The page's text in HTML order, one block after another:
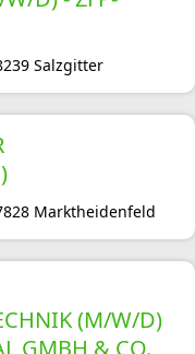
Salzgitter
Marktheidenfeld
(M/W/D)
GMBH & CO.